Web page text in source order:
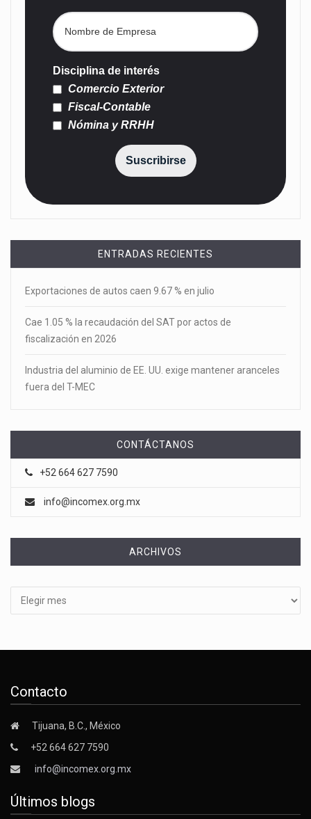
Disciplina de interés
Comercio Exterior
Fiscal-Contable
Nómina y RRHH
Suscribirse
ENTRADAS RECIENTES
Exportaciones de autos caen 9.67 % en julio
Cae 1.05 % la recaudación del SAT por actos de
fiscalización en 2026
Industria del aluminio de EE. UU. exige mantener aranceles
fuera del T-MEC
CONTÁCTANOS
+52 664 627 7590
info@incomex.org.mx
ARCHIVOS
Contacto
Tijuana, B.C., México
+52 664 627 7590
info@incomex.org.mx
Últimos blogs